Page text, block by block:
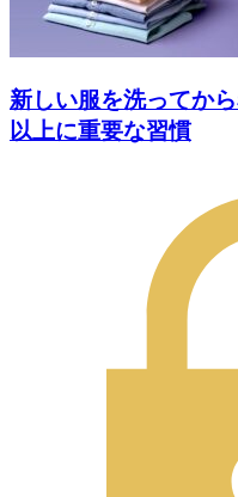
新しい服を洗ってか
以上に重要な習慣